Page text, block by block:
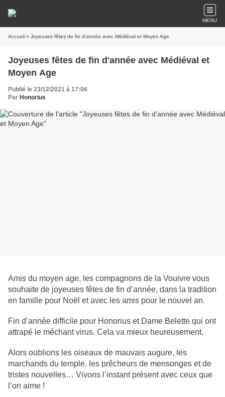
MENU
Accueil » Joyeuses fêtes de fin d'année avec Médiéval et Moyen Age
Joyeuses fêtes de fin d'année avec Médiéval et
Moyen Age
Publié le 23/12/2021 à 17:06
Par Honorius
Amis du moyen age, les compagnons de la Vouivre vous
souhaite de joyeuses fêtes de fin d’année, dans la tradition
en famille pour Noël et avec les amis pour le nouvel an.
Fin d’année difficile pour Honorius et Dame Belette qui ont
attrapé le méchant virus. Cela va mieux heureusement.
Alors oublions les oiseaux de mauvais augure, les
marchands du temple, les prêcheurs de mensonges et de
tristes nouvelles… Vivons l’instant présent avec ceux que
l’on aime !